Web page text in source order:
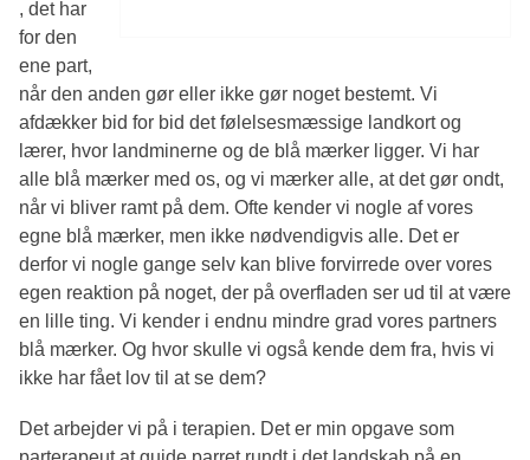
, det har
for den
ene part,
når den anden gør eller ikke gør noget bestemt. Vi
afdækker bid for bid det følelsesmæssige landkort og
lærer, hvor landminerne og de blå mærker ligger. Vi har
alle blå mærker med os, og vi mærker alle, at det gør ondt,
når vi bliver ramt på dem. Ofte kender vi nogle af vores
egne blå mærker, men ikke nødvendigvis alle. Det er
derfor vi nogle gange selv kan blive forvirrede over vores
egen reaktion på noget, der på overfladen ser ud til at være
en lille ting. Vi kender i endnu mindre grad vores partners
blå mærker. Og hvor skulle vi også kende dem fra, hvis vi
ikke har fået lov til at se dem?
Det arbejder vi på i terapien. Det er min opgave som